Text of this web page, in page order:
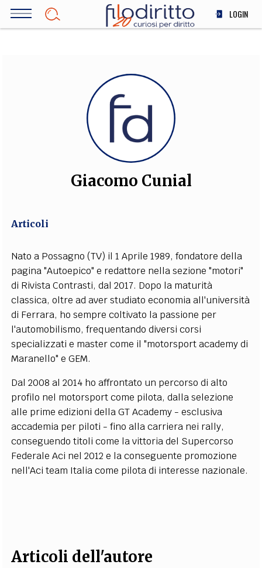
Salta
LOGIN
SOCIETÀ
MEDICINA
SCIENZA
STORIA E FILOSOFIA
INNOVAZIONE
ALTRO
FILODIRITTO
EXTRA
CODICI RUBRICHE LIBRI PROCEEDINGS PUBBLICITÀ CONTATTI
SOCIAL MEDIA
Giacomo Cunial
Articoli
Nato a Possagno (TV) il 1 Aprile 1989, fondatore della
pagina "Autoepico" e redattore nella sezione "motori"
di Rivista Contrasti, dal 2017. Dopo la maturità
classica, oltre ad aver studiato economia all'università
di Ferrara, ho sempre coltivato la passione per
l'automobilismo, frequentando diversi corsi
specializzati e master come il "motorsport academy di
Maranello" e GEM.
Dal 2008 al 2014 ho affrontato un percorso di alto
profilo nel motorsport come pilota, dalla selezione
alle prime edizioni della GT Academy - esclusiva
accademia per piloti - fino alla carriera nei rally,
conseguendo titoli come la vittoria del Supercorso
Federale Aci nel 2012 e la conseguente promozione
nell'Aci team Italia come pilota di interesse nazionale.
Articoli dell'autore